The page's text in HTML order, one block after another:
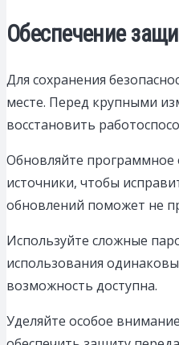
Обеспечение
Для сохранения
месте. Перед крупными
восстановить
Обновляйте программное
источники, чтобы
обновлений поможет не
Используйте сложные
использования
возможность доступна.
Уделяйте особое